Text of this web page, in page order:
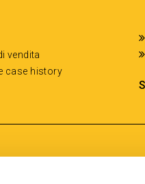
vendita
case history